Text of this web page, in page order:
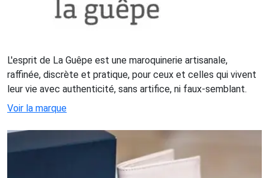
L'esprit de La Guêpe est une maroquinerie artisanale,
raffinée, discrète et pratique, pour ceux et celles qui vivent
leur vie avec authenticité, sans artifice, ni faux-semblant.
Voir la marque